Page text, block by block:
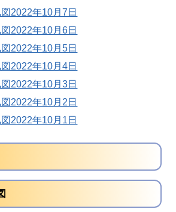
2022年10月7日
2022年10月6日
2022年10月5日
2022年10月4日
2022年10月3日
2022年10月2日
2022年10月1日